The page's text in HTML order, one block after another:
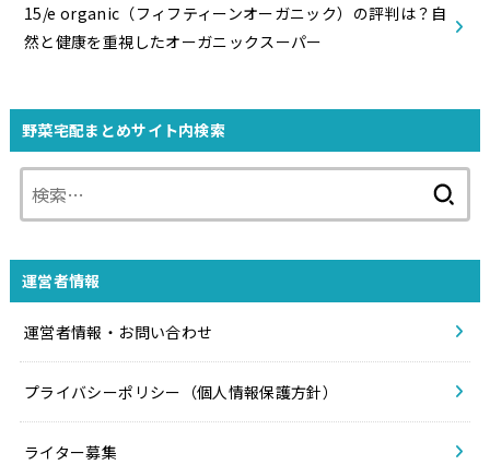
15/e organic（フィフティーンオーガニック）の評判は？自
然と健康を重視したオーガニックスーパー
野菜宅配まとめサイト内検索
運営者情報
運営者情報・お問い合わせ
プライバシーポリシー（個人情報保護方針）
ライター募集